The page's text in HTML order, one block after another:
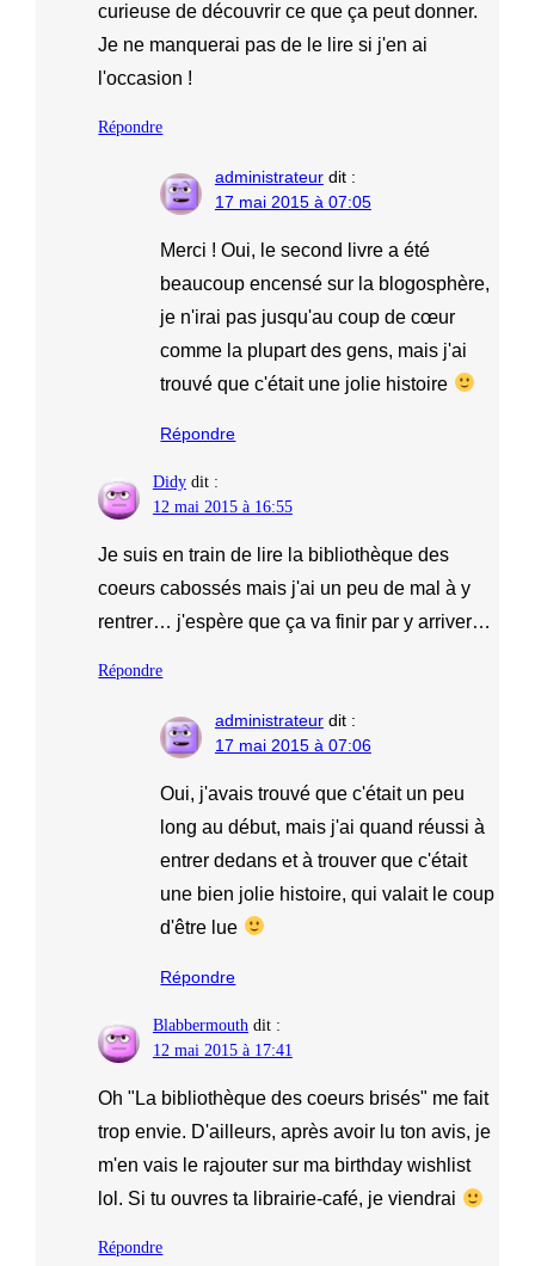
curieuse de découvrir ce que ça peut donner.
Je ne manquerai pas de le lire si j'en ai
l'occasion !
Répondre
administrateur dit :
17 mai 2015 à 07:05
Merci ! Oui, le second livre a été
beaucoup encensé sur la blogosphère,
je n'irai pas jusqu'au coup de cœur
comme la plupart des gens, mais j'ai
trouvé que c'était une jolie histoire
Répondre
Didy dit :
12 mai 2015 à 16:55
Je suis en train de lire la bibliothèque des
coeurs cabossés mais j'ai un peu de mal à y
rentrer… j'espère que ça va finir par y arriver…
Répondre
administrateur dit :
17 mai 2015 à 07:06
Oui, j'avais trouvé que c'était un peu
long au début, mais j'ai quand réussi à
entrer dedans et à trouver que c'était
une bien jolie histoire, qui valait le coup
d'être lue
Répondre
Blabbermouth dit :
12 mai 2015 à 17:41
Oh "La bibliothèque des coeurs brisés" me fait
trop envie. D'ailleurs, après avoir lu ton avis, je
m'en vais le rajouter sur ma birthday wishlist
lol. Si tu ouvres ta librairie-café, je viendrai
Répondre